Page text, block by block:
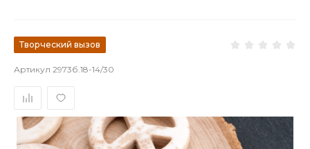
Творческий вызов
Артикул 2973б.18-14/30